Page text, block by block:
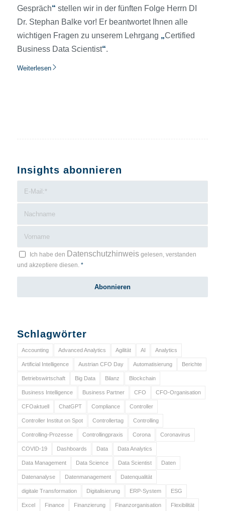
Gespräch“ stellen wir in der fünften Folge Herrn DI
Dr. Stephan Balke vor! Er beantwortet Ihnen alle
wichtigen Fragen zu unserem Lehrgang „Certified
Business Data Scientist“.
Weiterlesen
Insights abonnieren
Ich habe den Datenschutzhinweisgelesen, verstanden
und akzeptiere diesen. *
Schlagwörter
Accounting Advanced Analytics Agilität AI Analytics
Artificial Intelligence Austrian CFO Day Automatisierung Berichte
Betriebswirtschaft Big Data Bilanz Blockchain
Business Intelligence Business Partner CFO CFO-Organisation
CFOaktuell ChatGPT Compliance Controller
Controller Institut on Spot Controllertag Controlling
Controlling-Prozesse Controllingpraxis Corona Coronavirus
COVID-19 Dashboards Data Data Analytics
Data Management Data Science Data Scientist Daten
Datenanalyse Datenmanagement Datenqualität
digitale Transformation Digitalisierung ERP-System ESG
Excel Finance Finanzierung Finanzorganisation Flexibilität